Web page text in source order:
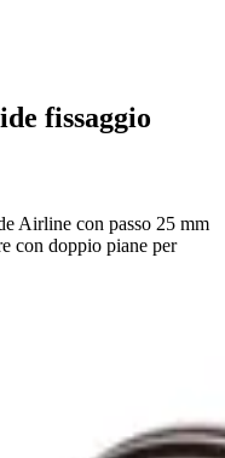
fissaggio
Airline con passo 25 mm
con doppio piane per